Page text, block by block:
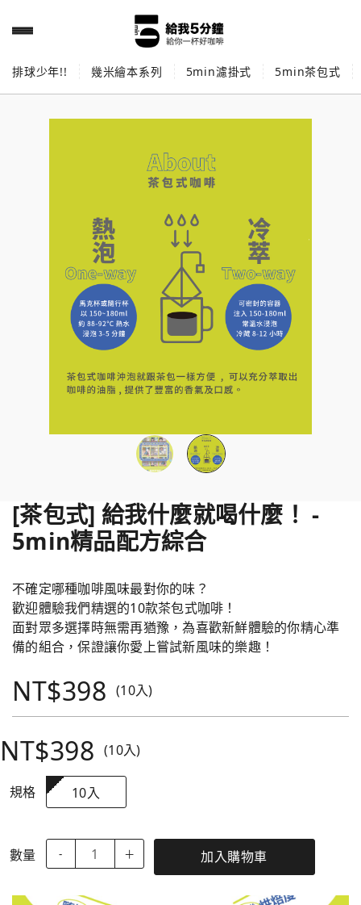
排球少年!! 幾米繪本系列 5min濾掛式 5min茶包式
[茶包式] 給我什麼就喝什麼！ -
5min精品配方綜合
不確定哪種咖啡風味最對你的味？
歡迎體驗我們精選的10款茶包式咖啡！
面對眾多選擇時無需再猶豫，為喜歡新鮮體驗的你精心準
備的組合，保證讓你愛上嘗試新風味的樂趣！
NT$398 (10入)
NT$398 (10入)
規格 10入
數量 - ＋ 加入購物車